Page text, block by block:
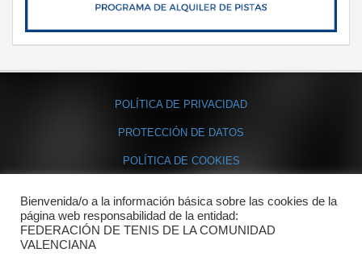
POLÍTICA DE PRIVACIDAD
PROTECCIÓN DE DATOS
POLÍTICA DE COOKIES
Contacto
Dónde estamos
Bienvenida/o a la información básica sobre las cookies de la
página web responsabilidad de la entidad:
FEDERACIÓN DE TENIS DE LA COMUNIDAD
VALENCIANA